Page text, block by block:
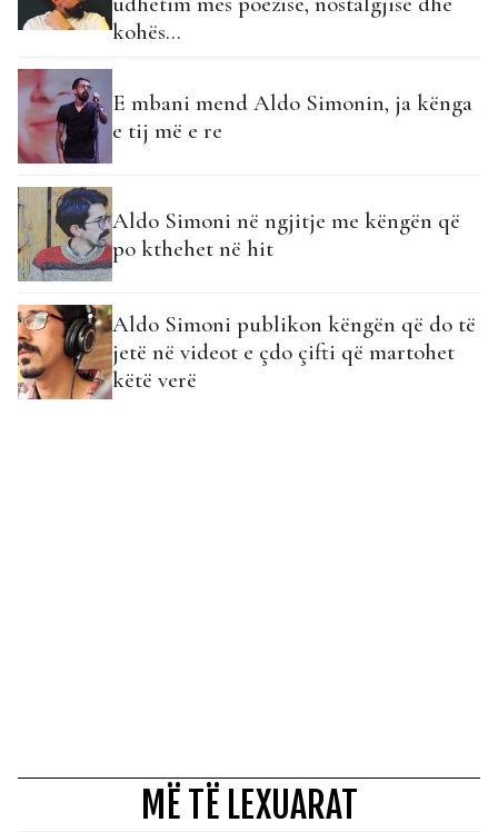
kohës…
E mbani mend Aldo Simonin, ja kënga
e tij më e re
Aldo Simoni në ngjitje me këngën që
po kthehet në hit
Aldo Simoni publikon këngën që do të
jetë në videot e çdo çifti që martohet
këtë verë
MË TË LEXUARAT